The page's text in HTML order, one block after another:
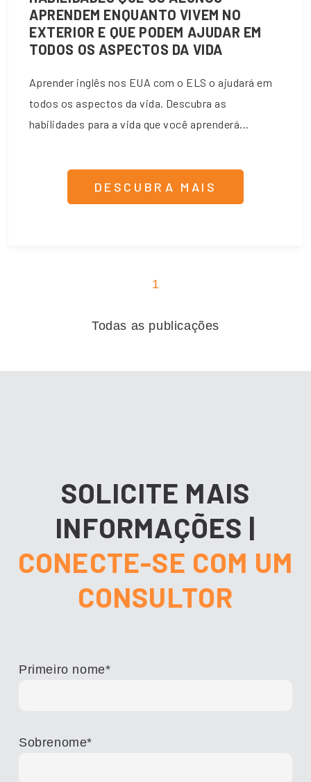
APRENDEM ENQUANTO VIVEM NO
EXTERIOR E QUE PODEM AJUDAR EM
TODOS OS ASPECTOS DA VIDA
Aprender inglês nos EUA com o ELS o ajudará em
todos os aspectos da vida. Descubra as
habilidades para a vida que você aprenderá...
DESCUBRA MAIS
1
Todas as publicações
SOLICITE MAIS
INFORMAÇÕES |
CONECTE-SE COM UM
CONSULTOR
Primeiro nome*
Sobrenome*